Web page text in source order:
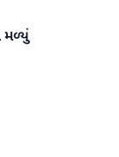
મળ્યું